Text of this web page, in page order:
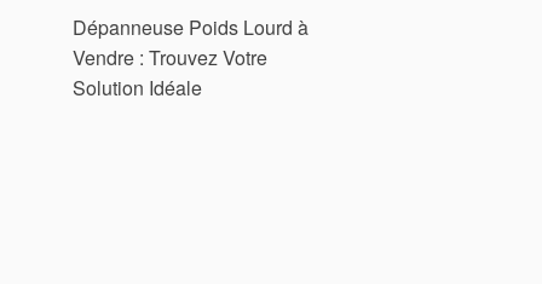
Dépanneuse Poids Lourd à
Vendre : Trouvez Votre
Solution Idéale